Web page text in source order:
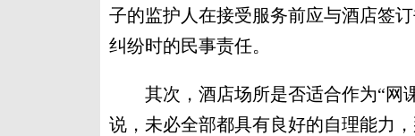
子的监护人在接受服务前应与酒店签
纠纷时的民事责任。
其次，酒店场所是否适合作为“网
说，未必全部都具有良好的自理能力